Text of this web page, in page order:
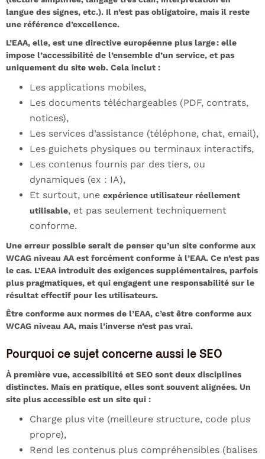
langue des signes, etc.). Il n’est pas obligatoire, mais il reste
une référence d’excellence.
L’EAA, elle, est une directive européenne plus large : elle
impose l’accessibilité de l’ensemble d’un service, et pas
uniquement du site web. Cela inclut :
Les applications mobiles,
Les documents téléchargeables (PDF, contrats,
notices),
Les services d’assistance (téléphone, chat, email),
Les guichets physiques ou terminaux interactifs,
Les contenus fournis par des tiers, ou
dynamiques (ex : IA),
Et surtout, une expérience utilisateur réellement
utilisable, et pas seulement techniquement
conforme.
Une erreur possible serait de penser qu’un site conforme aux
WCAG niveau AA est forcément conforme à l’EAA. Ce n’est pas
le cas. L’EAA introduit des exigences supplémentaires, parfois
plus pragmatiques, et qui engagent une responsabilité sur le
résultat effectif pour les utilisateurs.
Être conforme aux normes de l’EAA, c’est être conforme aux
WCAG niveau AA, mais l’inverse n’est pas vrai.
Pourquoi ce sujet concerne aussi le SEO
À première vue, accessibilité et SEO sont deux disciplines
distinctes. Mais en pratique, elles sont souvent alignées. Un
site plus accessible est un site qui :
Charge plus vite (meilleure structure, code plus
propre),
Rend les contenus plus compréhensibles (balises